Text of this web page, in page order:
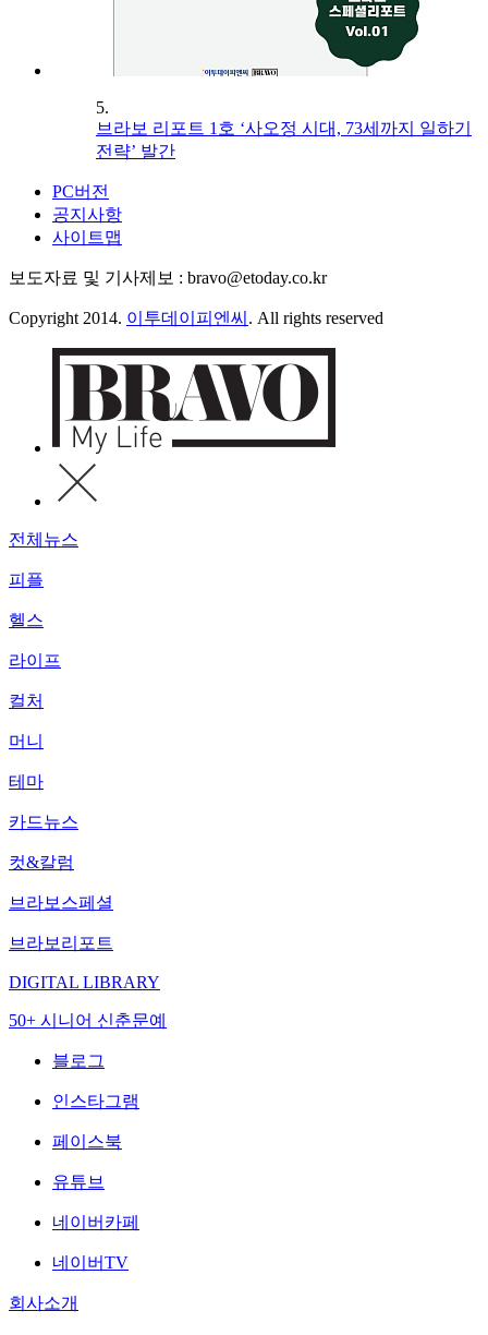
5.
브라보 리포트 1호 ‘사오정 시대, 73세까지 일하기
전략’ 발간
PC버전
공지사항
사이트맵
보도자료 및 기사제보 : bravo@etoday.co.kr
Copyright 2014. 이투데이피엔씨 . All rights reserved
전체뉴스
피플
헬스
라이프
컬처
머니
테마
카드뉴스
컷&칼럼
브라보스페셜
브라보리포트
DIGITAL LIBRARY
50+ 시니어 신춘문예
블로그
인스타그램
페이스북
유튜브
네이버카페
네이버TV
회사소개